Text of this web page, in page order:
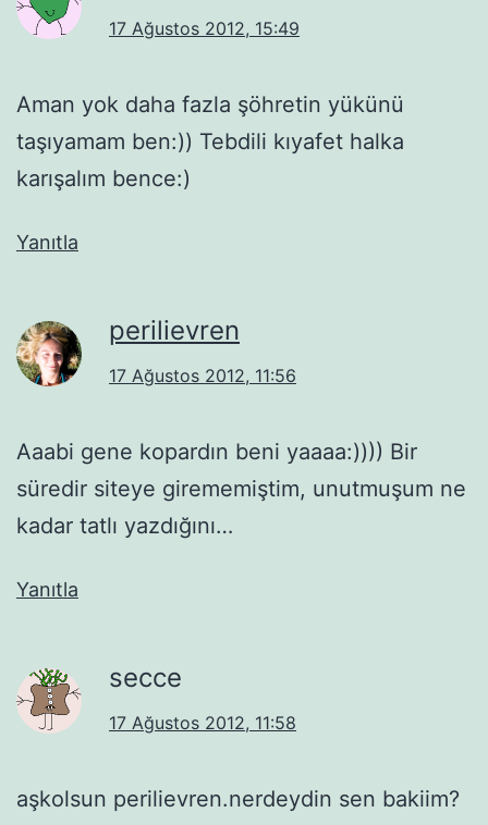
17 Ağustos 2012, 15:49
Aman yok daha fazla şöhretin yükünü
taşıyamam ben:)) Tebdili kıyafet halka
karışalım bence:)
Yanıtla
perilievren
17 Ağustos 2012, 11:56
Aaabi gene kopardın beni yaaaa:)))) Bir
süredir siteye girememiştim, unutmuşum ne
kadar tatlı yazdığını…
Yanıtla
secce
17 Ağustos 2012, 11:58
aşkolsun perilievren.nerdeydin sen bakiim?